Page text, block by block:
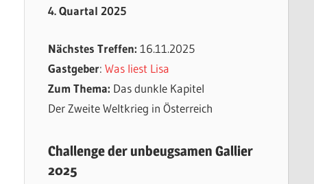
4. Quartal 2025
Nächstes Treffen: 16.11.2025
Gastgeber: Was liest Lisa
Zum Thema: Das dunkle Kapitel
Der Zweite Weltkrieg in Österreich
Challenge der unbeugsamen Gallier
2025